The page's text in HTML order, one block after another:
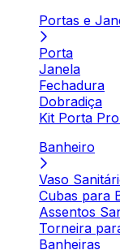
Portas e
Porta
Janela
Fechadura
Dobradiça
Kit Porta
Banheiro
Vaso
Cubas para
Assentos
Torneira
Banheiras